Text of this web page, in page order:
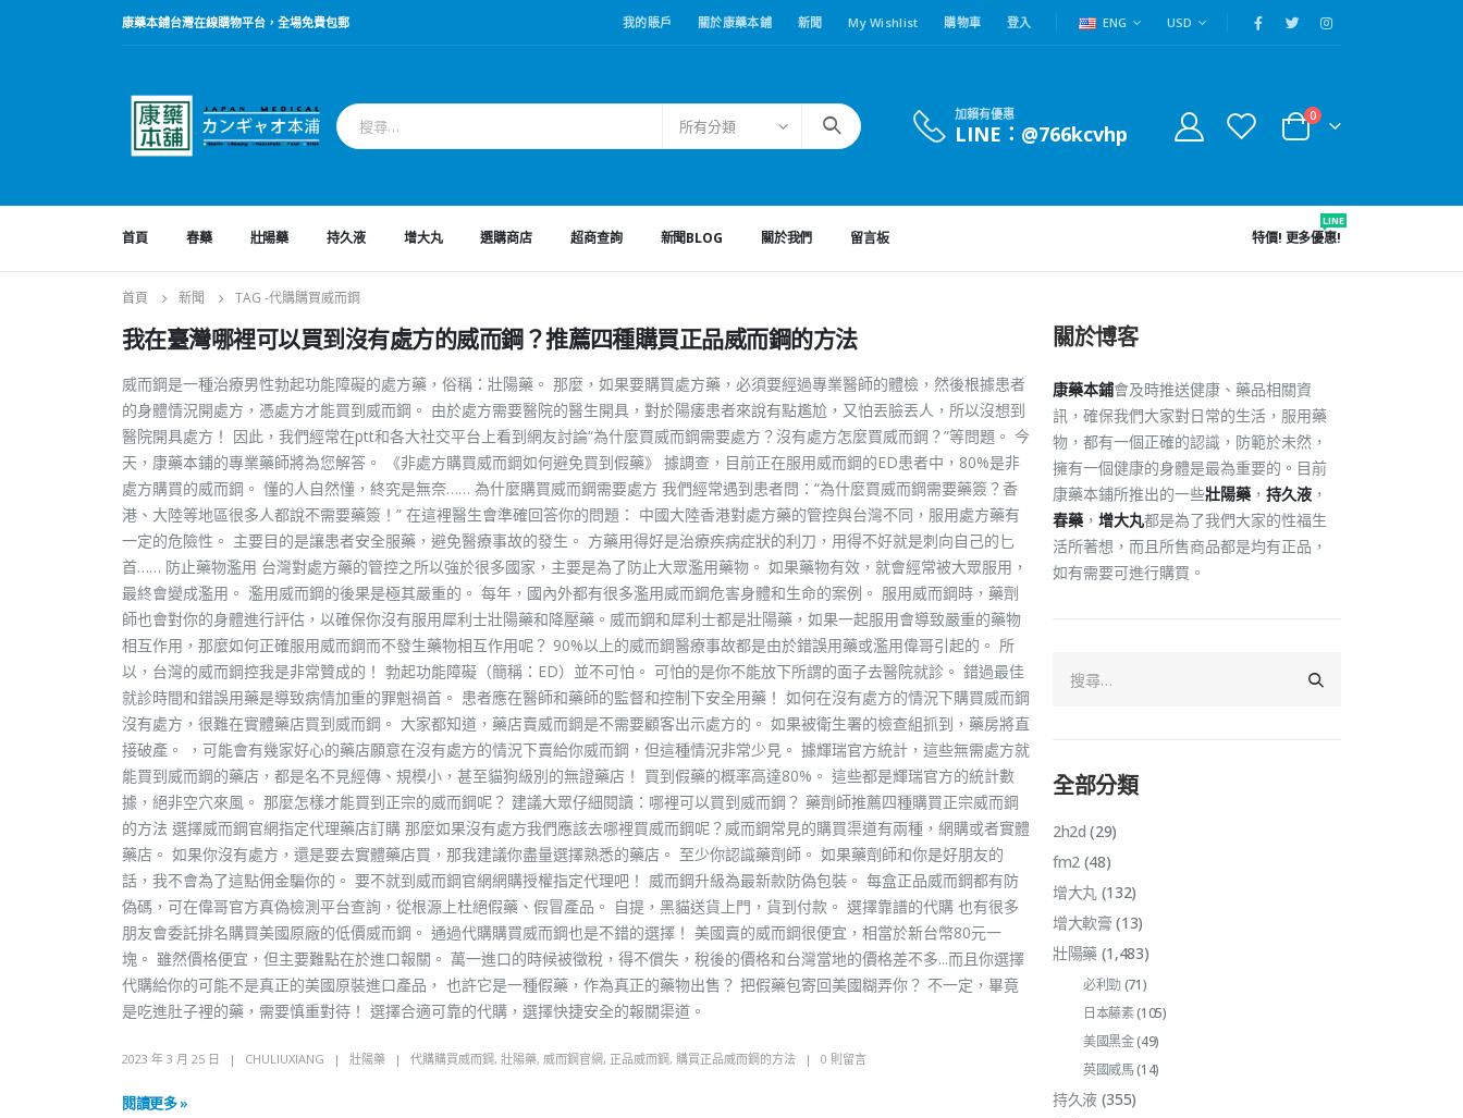
康藥本鋪台灣在線購物平台，全場免費包郵 我的賬戶 關於康藥本鋪 新聞 My Wishlist 購物車 登入 ENG USD
所有分類
加賴有優惠
LINE：@766kcvhp
0
首頁 春藥 壯陽藥 持久液 增大丸 選購商店 超商查詢 新聞BLOG 關於我們 留言板 特價! 更多優惠!
LINE
首頁 新聞 TAG -代購購買威而鋼
我在臺灣哪裡可以買到沒有處方的威而鋼？推薦四種購買正品威而鋼的方法
威而鋼是一種治療男性勃起功能障礙的處方藥，俗稱：壯陽藥。 那麼，如果要購買處方藥，必須要經過專業醫師的體檢，然後根據患者
的身體情況開處方，憑處方才能買到威而鋼。 由於處方需要醫院的醫生開具，對於陽痿患者來說有點尷尬，又怕丟臉丟人，所以沒想到
醫院開具處方！ 因此，我們經常在ptt和各大社交平台上看到網友討論“為什麼買威而鋼需要處方？沒有處方怎麼買威而鋼？”等問題。 今
天，康藥本鋪的專業藥師將為您解答。 《非處方購買威而鋼如何避免買到假藥》 據調查，目前正在服用威而鋼的ED患者中，80%是非
處方購買的威而鋼。 懂的人自然懂，終究是無奈…… 為什麼購買威而鋼需要處方 我們經常遇到患者問：“為什麼買威而鋼需要藥簽？香
港、大陸等地區很多人都說不需要藥簽！” 在這裡醫生會準確回答你的問題： 中國大陸香港對處方藥的管控與台灣不同，服用處方藥有
一定的危險性。 主要目的是讓患者安全服藥，避免醫療事故的發生。 方藥用得好是治療疾病症狀的利刀，用得不好就是刺向自己的匕
首…… 防止藥物濫用 台灣對處方藥的管控之所以強於很多國家，主要是為了防止大眾濫用藥物。 如果藥物有效，就會經常被大眾服用，
最終會變成濫用。 濫用威而鋼的後果是極其嚴重的。 每年，國內外都有很多濫用威而鋼危害身體和生命的案例。 服用威而鋼時，藥劑
師也會對你的身體進行評估，以確保你沒有服用犀利士壯陽藥和降壓藥。威而鋼和犀利士都是壯陽藥，如果一起服用會導致嚴重的藥物
相互作用，那麼如何正確服用威而鋼而不發生藥物相互作用呢？ 90%以上的威而鋼醫療事故都是由於錯誤用藥或濫用偉哥引起的。 所
以，台灣的威而鋼控我是非常贊成的！ 勃起功能障礙（簡稱：ED）並不可怕。 可怕的是你不能放下所謂的面子去醫院就診。 錯過最佳
就診時間和錯誤用藥是導致病情加重的罪魁禍首。 患者應在醫師和藥師的監督和控制下安全用藥！ 如何在沒有處方的情況下購買威而鋼
沒有處方，很難在實體藥店買到威而鋼。 大家都知道，藥店賣威而鋼是不需要顧客出示處方的。 如果被衛生署的檢查組抓到，藥房將直
接破產。 ，可能會有幾家好心的藥店願意在沒有處方的情況下賣給你威而鋼，但這種情況非常少見。 據輝瑞官方統計，這些無需處方就
能買到威而鋼的藥店，都是名不見經傳、規模小，甚至貓狗級別的無證藥店！ 買到假藥的概率高達80%。 這些都是輝瑞官方的統計數
據，絕非空穴來風。 那麼怎樣才能買到正宗的威而鋼呢？ 建議大眾仔細閱讀：哪裡可以買到威而鋼？ 藥劑師推薦四種購買正宗威而鋼
的方法 選擇威而鋼官網指定代理藥店訂購 那麼如果沒有處方我們應該去哪裡買威而鋼呢？威而鋼常見的購買渠道有兩種，網購或者實體
藥店。 如果你沒有處方，還是要去實體藥店買，那我建議你盡量選擇熟悉的藥店。 至少你認識藥劑師。 如果藥劑師和你是好朋友的
話，我不會為了這點佣金騙你的。 要不就到威而鋼官網網購授權指定代理吧！ 威而鋼升級為最新款防偽包裝。 每盒正品威而鋼都有防
偽碼，可在偉哥官方真偽檢測平台查詢，從根源上杜絕假藥、假冒產品。 自提，黑貓送貨上門，貨到付款。 選擇靠譜的代購 也有很多
朋友會委託排名購買美國原廠的低價威而鋼。 通過代購購買威而鋼也是不錯的選擇！ 美國賣的威而鋼很便宜，相當於新台幣80元一
塊。 雖然價格便宜，但主要難點在於進口報關。 萬一進口的時候被徵稅，得不償失，稅後的價格和台灣當地的價格差不多...而且你選擇
代購給你的可能不是真正的美國原裝進口產品， 也許它是一種假藥，作為真正的藥物出售？ 把假藥包寄回美國糊弄你？ 不一定，畢竟
是吃進肚子裡的藥，需要慎重對待！ 選擇合適可靠的代購，選擇快捷安全的報關渠道。
2023 年 3 月 25 日 CHULIUXIANG 壯陽藥 代購購買威而鋼, 壯陽藥, 威而鋼官網, 正品威而鋼, 購買正品威而鋼的方法 0 則留言
閱讀更多 »
關於博客
康藥本鋪會及時推送健康、藥品相關資
訊，確保我們大家對日常的生活，服用藥
物，都有一個正確的認識，防範於未然，
擁有一個健康的身體是最為重要的。目前
康藥本鋪所推出的一些壯陽藥 ， 持久液 ，
春藥 ， 增大丸都是為了我們大家的性福生
活所著想，而且所售商品都是均有正品，
如有需要可進行購買。
全部分類
2h2d (29)
fm2(48)
增大丸(132)
增大軟膏 (13)
壯陽藥(1,483)
必利勁(71)
日本藤素(105)
美國黑金(49)
英國威馬(14)
持久液(355)